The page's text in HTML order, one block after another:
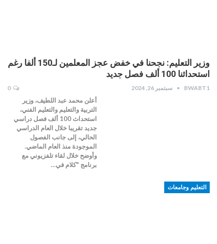
وزير التعليم: نجحنا في خفض عجز المعلمين لـ150 ألفا رغم
استحداثنا 100 ألف فصل جديد
BWABT1 سبتمبر 26, 2024 0
أعلن محمد عبد اللطيف، وزير
التربية والتعليم والتعليم الفني،
استحداث 100 ألف فصل دراسي
جديد تقريبا خلال العام الدراسي
الحالي، إلى جانب الفصول
الموجودة منذ العام الماضي.
وأوضح خلال لقاء تلفزيوني مع
برنامج "كلام في…
التعليم وجامعات